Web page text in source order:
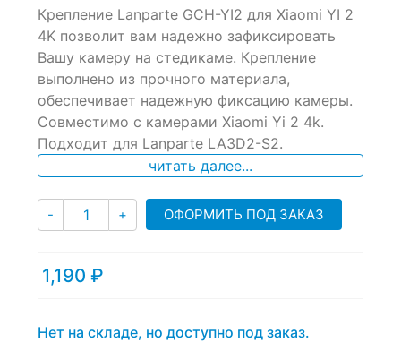
out
on
customer
ratings
Крепление Lanparte GCH-YI2 для Xiaomi YI 2
4K позволит вам надежно зафиксировать
Вашу камеру на стедикаме. Крепление
выполнено из прочного материала,
обеспечивает надежную фиксацию камеры.
Совместимо с камерами Xiaomi Yi 2 4k.
Подходит для Lanparte LA3D2-S2.
читать далее...
- Количество
+ ОФОРМИТЬ ПОД ЗАКАЗ
1,190 ₽
Нет на складе, но доступно под заказ.